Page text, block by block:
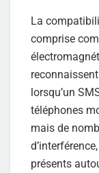
La
comprise
lorsqu’un
téléphones
mais de
présents